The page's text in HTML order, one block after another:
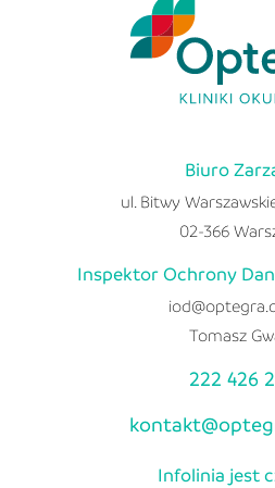
Biuro
ul. Bitwy
02-366
Inspektor Ochrony
Tomasz
222 426
Infolinia jest